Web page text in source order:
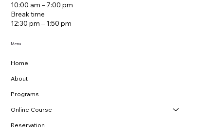
10:00 am – 7:00 pm
Break time
12:30 pm – 1:50 pm
Menu
Home
About
Programs
Online Course
Reservation